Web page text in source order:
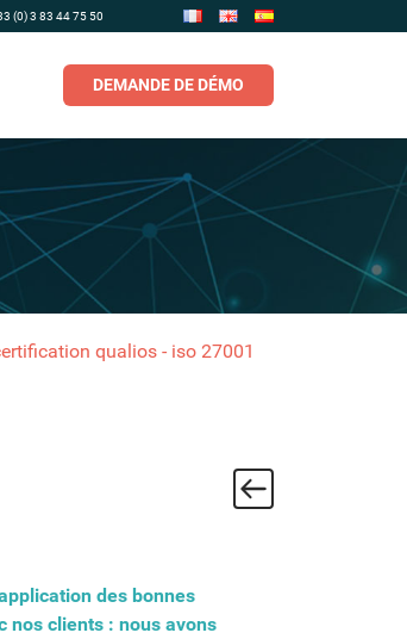
(0) 3 83 44 75 50
DEMANDE DE DÉMO
qualios - iso 27001
des bonnes
nos clients : nous avons